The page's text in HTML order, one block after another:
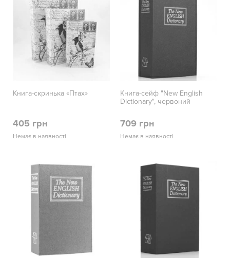
Книга-скринька «Птах»
405 грн
Немає в наявності
Книга-сейф "New English
Dictionary", червоний
709 грн
Немає в наявності